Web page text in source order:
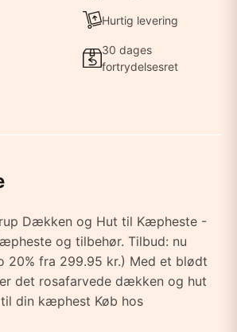
Hurtig levering
30 dages
fortrydelsesret
Dækken og Hut til Kæpheste -
og tilbehør. Tilbud: nu
20% fra 299.95 kr.) Med et blødt
det rosafarvede dækken og hut
din kæphest Køb hos